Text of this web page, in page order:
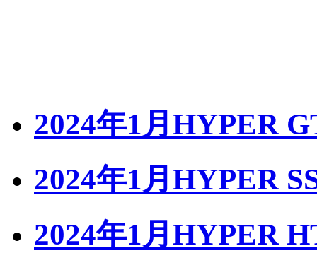
2024年1月HYPER
2024年1月HYPER
2024年1月HYPER